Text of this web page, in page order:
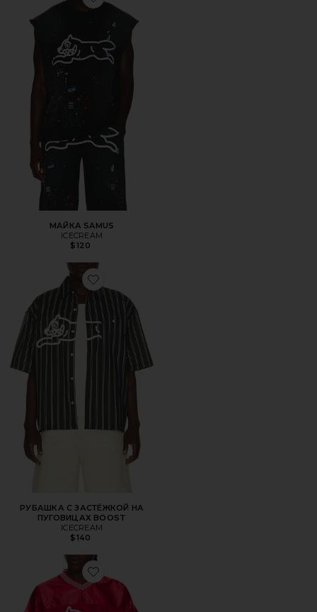
Favorite МАЙКА SAMUS
МАЙКА SAMUS
ICECREAM
$120
Favorite РУБАШКА С ЗАСТЁЖКОЙ НА ПУГОВИЦАХ
РУБАШКА С ЗАСТЁЖКОЙ НА
ПУГОВИЦАХ BOOST
ICECREAM
$140
Favorite МАЙКА С V-ОБРАЗНОЙ ГОРЛОВИНОЙ FOR US